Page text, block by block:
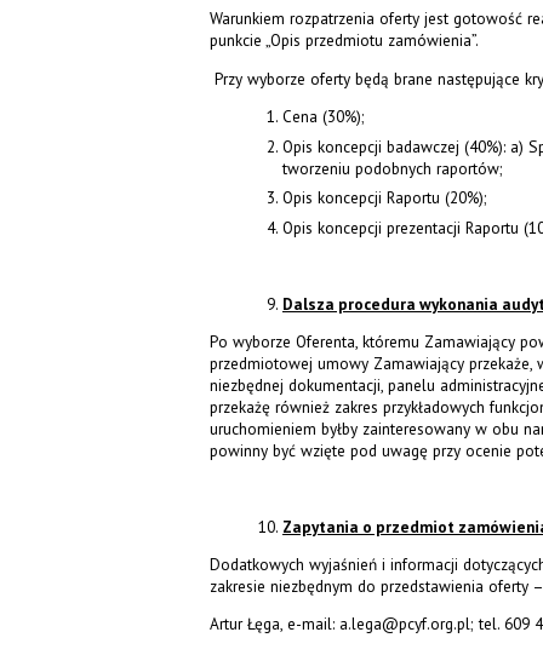
Warunkiem rozpatrzenia oferty jest gotowość
punkcie „Opis przedmiotu zamówienia”.
Przy wyborze oferty będą brane następujące
Cena (30%);
Opis koncepcji badawczej (40%): a)
tworzeniu podobnych raportów;
Opis koncepcji Raportu (20%);
Opis koncepcji prezentacji Raportu
Dalsza procedura wykonania
Po wyborze Oferenta, któremu Zamawiający
przedmiotowej umowy Zamawiający
niezbędnej dokumentacji, panelu
przekażę również zakres przykładowych
uruchomieniem byłby zainteresowany w obu
powinny być wzięte pod uwagę przy ocenie
Zapytania o przedmiot
Dodatkowych wyjaśnień i informacji
zakresie niezbędnym do przedstawienia oferty
Artur Łęga, e-mail: a.lega@pcyf.org.pl; tel. 609